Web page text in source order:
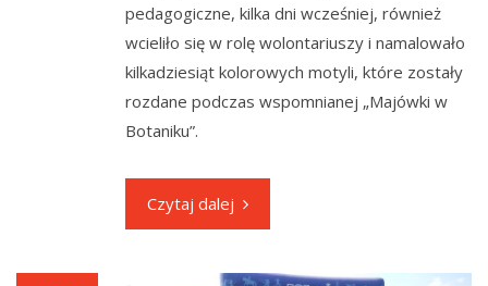
pedagogiczne, kilka dni wcześniej, również
wcieliło się w rolę wolontariuszy i namalowało
kilkadziesiąt kolorowych motyli, które zostały
rozdane podczas wspomnianej „Majówki w
Botaniku”.
Czytaj dalej